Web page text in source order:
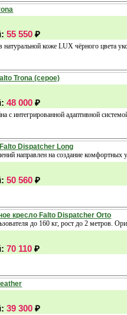
55 550 ₽
натуральной коже LUX чёрного цвета
Trona (серое)
48 000 ₽
с интегрированной адаптивной
Dispatcher Long
направлен на создание комфортных
50 560 ₽
кресло Falto Dispatcher Orto
до 160 кг, рост до 2 метров.
70 110 ₽
39 300 ₽